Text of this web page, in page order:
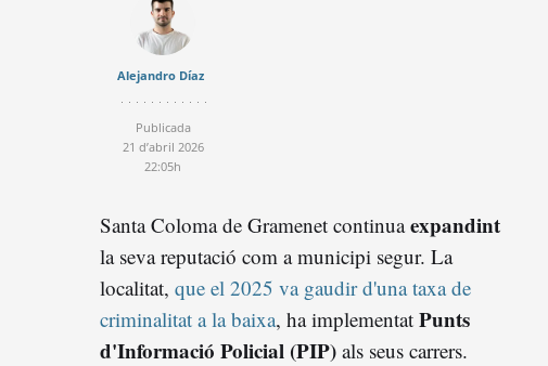
Alejandro Díaz
Publicada
21 d’abril 2026
22:05h
Santa Coloma de Gramenet continuaexpandint
la seva reputació com a municipi segur. La
localitat, que el 2025 va gaudir d'una taxa de
criminalitat a la baixa, ha implementat Punts
d'Informació Policial (PIP) als seus carrers.